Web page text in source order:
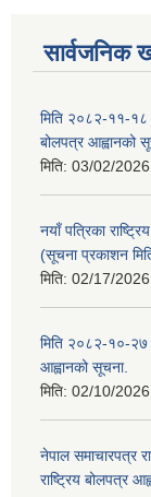
सार्वजनिक
मिति २०८२-११-१८
बोलपत्र आह्वानको
मिति: 03/02/
नयाँ पत्रिका
(सूचना प्रकाशन
मिति: 02/17/
मिति २०८२-१०-२७
आह्वानको सूचना.
मिति: 02/10/
नेपाल समाचारपत्र
राष्ट्रिय बोलपत्र